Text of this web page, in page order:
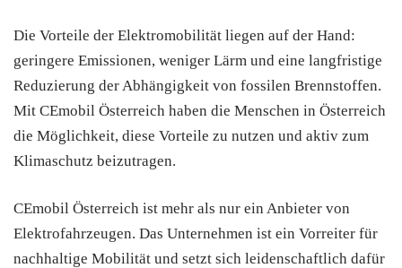
Die Vorteile der Elektromobilität liegen auf der Hand:
geringere Emissionen, weniger Lärm und eine langfristige
Reduzierung der Abhängigkeit von fossilen Brennstoffen.
Mit CEmobil Österreich haben die Menschen in Österreich
die Möglichkeit, diese Vorteile zu nutzen und aktiv zum
Klimaschutz beizutragen.
CEmobil Österreich ist mehr als nur ein Anbieter von
Elektrofahrzeugen. Das Unternehmen ist ein Vorreiter für
nachhaltige Mobilität und setzt sich leidenschaftlich dafür